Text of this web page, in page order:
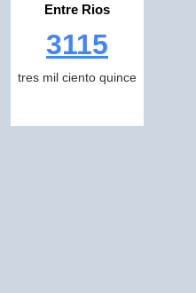
Entre Rios
3115
tres mil ciento quince